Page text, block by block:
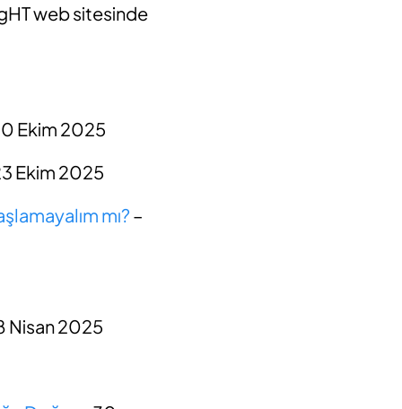
web sitesinde
Ekim 2025
Ekim 2025
mı? –
Nisan 2025